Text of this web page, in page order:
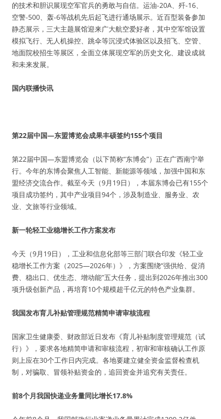
的技术和胆识展现空军官兵的勇敢与自信。运油-20A、歼-16、
空警-500、轰-6等战机先后起飞进行通场展示。近百型装备参加
静态展示，三大主题展馆迎来广大航空爱好者，其中空军馆设置
模拟飞行、无人机操控、跳伞等沉浸式体验区以及招飞、空管、
地面院校招生等展区，全面立体展现空军的历史文化、建设成就
和未来发展。
国内联播快讯
第22届中国—东盟博览会成果丰硕签约155个项目
第22届中国—东盟博览会（以下简称“东博会”）正在广西南宁举
行。今年的东博会聚焦人工智能、新能源等领域，加强中国和东
盟经济交流合作。截至今天（9月19日），本届东博会已有155个
项目成功签约，其中产业项目94个，涉及制造业、服务业、农
业、文旅等行业领域。
新一轮轻工业稳增长工作方案发布
今天（9月19日），工业和信息化部等三部门联合印发《轻工业
稳增长工作方案（2025—2026年）》，方案围绕“强供给、促消
费、稳出口、优生态、增动能”五大任务，提出到2026年推出300
项升级创新产品，再培育10个规模超千亿元的特色产业集群。
我国发布育儿补贴管理规范精简申请审核流程
国家卫生健康委、财政部近日发布《育儿补贴制度管理规范（试
行）》，要求各地精简申请和审核流程，初审和审核确认工作原
则上应在30个工作日内完成。各地要建立健全资金监督检查机
制，对骗取、冒领补贴资金的，追回资金并追究有关责任。
前8个月我国快递业务量同比增长17.8%